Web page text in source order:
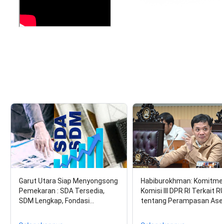
Garut Utara Siap Menyongsong
Pemekaran : SDA Tersedia,
SDM Lengkap, Fondasi…
Habiburokhman:
Komisi III DPR RI Terkait
tentang Perampasan